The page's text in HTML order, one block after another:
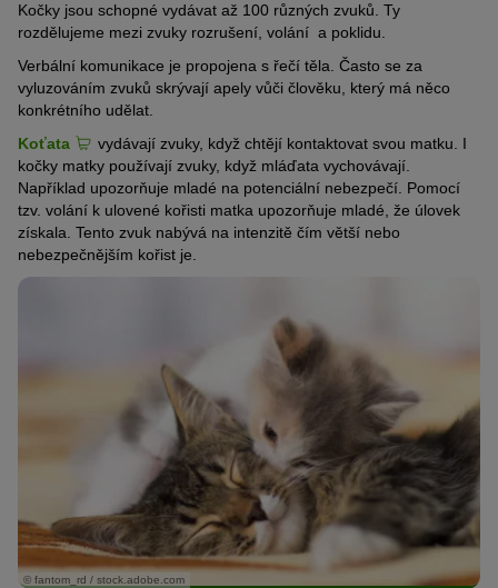
Kočky jsou schopné vydávat až 100 různých zvuků. Ty
rozdělujeme mezi zvuky rozrušení, volání a poklidu.
Verbální komunikace je propojena s řečí těla. Často se za
vyluzováním zvuků skrývají apely vůči člověku, který má něco
konkrétního udělat.
Koťata
vydávají zvuky, když chtějí kontaktovat svou matku. I
kočky matky používají zvuky, když mláďata vychovávají.
Například upozorňuje mladé na potenciální nebezpečí. Pomocí
tzv. volání k ulovené kořisti matka upozorňuje mladé, že úlovek
získala. Tento zvuk nabývá na intenzitě čím větší nebo
nebezpečnějším kořist je.
© fantom_rd / stock.adobe.com